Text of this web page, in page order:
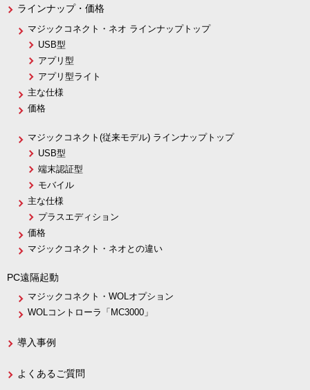
ラインナップ・価格
マジックコネクト・ネオ ラインナップトップ
USB型
アプリ型
アプリ型ライト
主な仕様
価格
マジックコネクト(従来モデル) ラインナップトップ
USB型
端末認証型
モバイル
主な仕様
プラスエディション
価格
マジックコネクト・ネオとの違い
PC遠隔起動
マジックコネクト・WOLオプション
WOLコントローラ「MC3000」
導入事例
よくあるご質問